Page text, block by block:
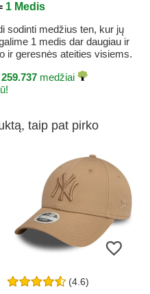
1 Medis
sodinti medžius ten, kur jų
1 medis dar daugiau ir
ir geresnės ateities visiems.
259.737 medžiai
taip pat pirko
(4.6)